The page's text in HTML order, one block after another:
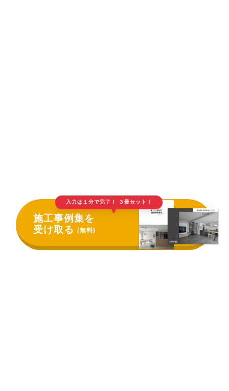
入力は１分で完了！ ３冊セット！
▲
施工事例集を
受け取る(無料)